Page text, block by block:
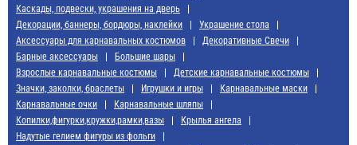
Каскады, подвески, украшения на дверь
Декорации, баннеры, бордюры, наклейки
Украшение стола
Аксессуары для карнавальных костюмов
Декоративные Свечи
Барные аксессуары
Большие шары
Взрослые карнавальные костюмы
Детские карнавальные костюмы
Значки, заколки, браслеты
Игрушки и игры
Карнавальные маски
Карнавальные очки
Карнавальные шляпы
Копилки,фигурки,кружки,рамки,вазы
Крылья ангела
Надутые гелием фигуры из фольги